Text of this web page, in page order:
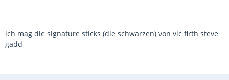
ich mag die signature sticks (die schwarzen) von vic firth steve
gadd